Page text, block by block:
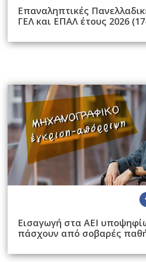
Επαναληπτικές
ΓΕΛ και ΕΠΑΛ έτους 2026
Εισαγωγή στα ΑΕΙ
πάσχουν από σοβαρές